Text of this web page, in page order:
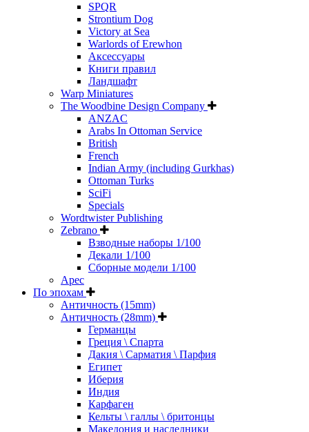
SPQR
Strontium Dog
Victory at Sea
Warlords of Erewhon
Аксессуары
Книги правил
Ландшафт
Warp Miniatures
The Woodbine Design Company
ANZAC
Arabs In Ottoman Service
British
French
Indian Army (including Gurkhas)
Ottoman Turks
SciFi
Specials
Wordtwister Publishing
Zebrano
Взводные наборы 1/100
Декали 1/100
Сборные модели 1/100
Арес
По эпохам
Античность (15mm)
Античность (28mm)
Германцы
Греция \ Спарта
Дакия \ Сарматия \ Парфия
Египет
Иберия
Индия
Карфаген
Кельты \ галлы \ бритонцы
Македония и наследники